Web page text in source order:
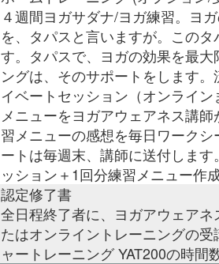
４週間ヨガサダナ/ヨガ練習。ヨ
を、タパスと言いますが。この
す。タパスで、ヨガの効果を最
ングは、そのサポートをします
イベートセッション（オンライ
メニューをヨガアウェアネス講
習メニューの感想を毎日ワーク
ートは毎週末、講師に送付しま
ッション＋1回分練習メニュー作
認定修了書
全日程終了者に、ヨガアウェア
たはオンライントレーニングの
ャートレーニング YAT200の時間